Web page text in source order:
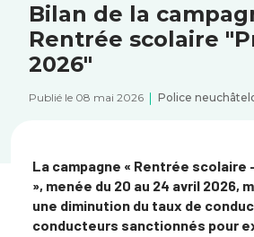
Bilan de la
Rentrée scolaire
2026"
Publié le 08 mai 2026 Police
La campagne « Rentrée scolaire
», menée du 20 au 24 avril 2026,
une diminution du taux de
conducteurs sanctionnés pour